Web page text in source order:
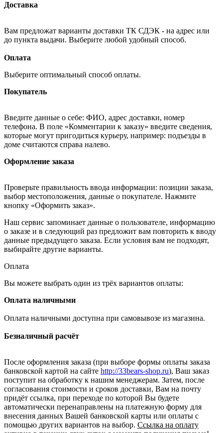
Доставка
Вам предложат варианты доставки ТК СДЭК - на адрес или
до пункта выдачи. Выберите любой удобный способ.
Оплата
Выберите оптимальный способ оплаты.
Покупатель
Введите данные о себе: ФИО, адрес доставки, номер
телефона. В поле «Комментарии к заказу» введите сведения,
которые могут пригодиться курьеру, например: подъезды в
доме считаются справа налево.
Оформление заказа
Проверьте правильность ввода информации: позиции заказа,
выбор местоположения, данные о покупателе. Нажмите
кнопку «Оформить заказ».
Наш сервис запоминает данные о пользователе, информацию
о заказе и в следующий раз предложит вам повторить к вводу
данные предыдущего заказа. Если условия вам не подходят,
выбирайте другие варианты.
Оплата
Вы можете выбрать один из трёх вариантов оплаты:
Оплата наличными
Оплата наличными доступна при самовывозе из магазина.
Безналичный расчёт
После оформления заказа (при выборе формы оплаты заказа
банковской картой на сайте http://33bears-shop.ru), Ваш заказ
поступит на обработку к нашим менеджерам. Затем, после
согласования стоимости и сроков доставки, Вам на почту
придёт ссылка, при переходе по которой Вы будете
автоматически перенаправлены на платежную форму для
внесения данных Вашей банковской карты или оплаты с
помощью других вариантов на выбор. Ссылка на оплату